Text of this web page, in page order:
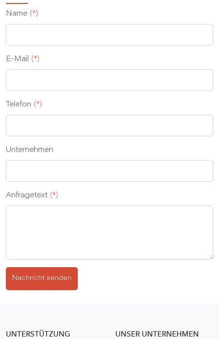
Name (*)
E‑Mail (*)
Telefon (*)
Unternehmen
Anfragetext (*)
Nachricht senden
UNTERSTÜTZUNG UNSER UNTERNEHMEN